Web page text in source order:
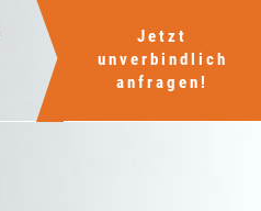
Jetzt
unverbindlich
anfragen!